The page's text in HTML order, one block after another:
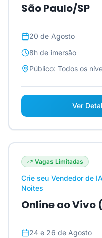
São Paulo/SP
20 de Agosto
8h de imersão
Público: Todos os
Ver
Vagas Limitadas
Crie seu Vendedor de
Noites
Online ao Vivo
24 e 26 de Agosto